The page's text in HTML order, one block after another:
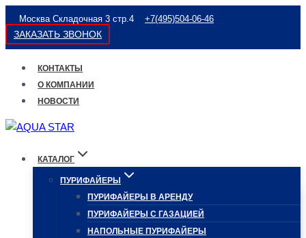
Перейти
к
содержимому
Москва Складочная 3 стр.4 +7(495)504-06-46
ЗАКАЗАТЬ ЗВОНОК
КОНТАКТЫ
О КОМПАНИИ
НОВОСТИ
КАТАЛОГ
ПУРИФАЙЕРЫ
ПУРИФАЙЕРЫ В АРЕНДУ
ПУРИФАЙЕРЫ С ГАЗАЦИЕЙ
НАПОЛЬНЫЕ ПУРИФАЙЕРЫ